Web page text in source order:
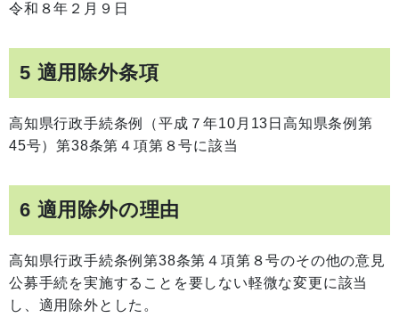
令和８年２月９日
5 適用除外条項
高知県行政手続条例（平成７年10月13日高知県条例第
45号）第38条第４項第８号に該当
6 適用除外の理由
高知県行政手続条例第38条第４項第８号のその他の意見
公募手続を実施することを要しない軽微な変更に該当
し、適用除外とした。